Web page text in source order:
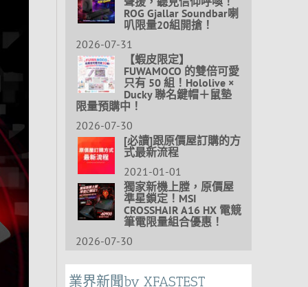
ROG Gjallar Soundbar喇
叭限量20組開搶！
2026-07-31
【蝦皮限定】
FUWAMOCO 的雙倍可愛
只有 50 組！Hololive ×
Ducky 聯名鍵帽＋鼠墊
限量預購中！
2026-07-30
[必讀]跟原價屋訂購的方
式最新流程
2021-01-01
獨家新機上膛，原價屋
準星鎖定！MSI
CROSSHAIR A16 HX 電競
筆電限量組合優惠！
2026-07-30
業界新聞by XFASTEST